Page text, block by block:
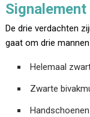
Signalement
De drie verdachten
gaat om drie
Helemaal
Zwarte
Handschoenen